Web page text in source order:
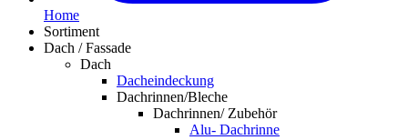
Home
Sortiment
Dach / Fassade
Dach
Dacheindeckung
Dachrinnen/Bleche
Dachrinnen/ Zubehör
Alu- Dachrinne